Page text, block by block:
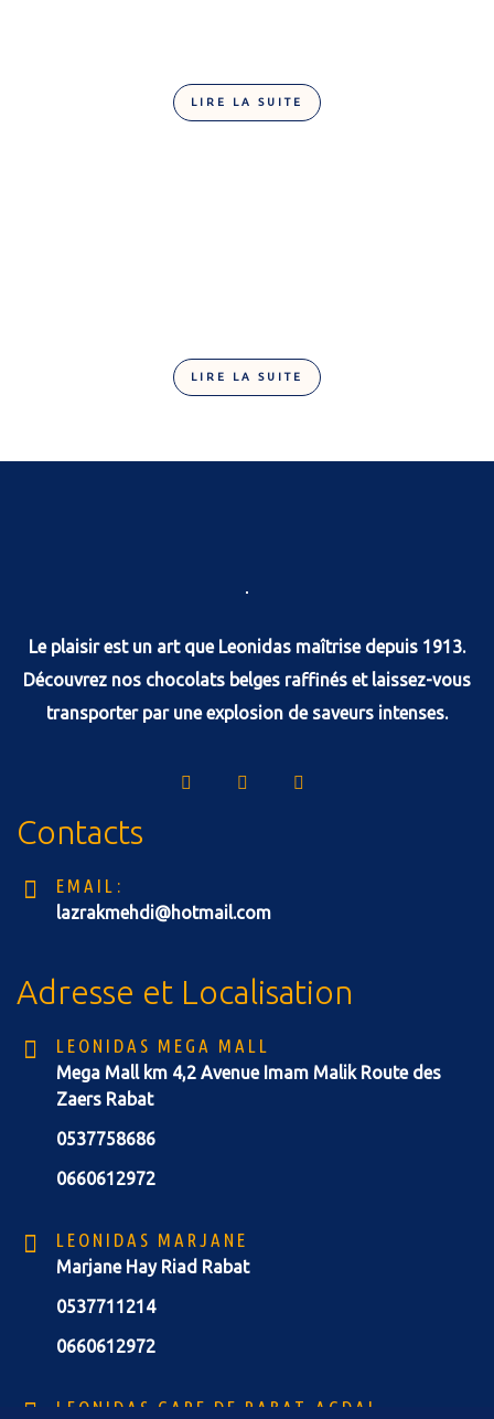
LIRE LA SUITE
LIRE LA SUITE
Le plaisir est un art que Leonidas maîtrise depuis 1913.
Découvrez nos chocolats belges raffinés et laissez-vous
transporter par une explosion de saveurs intenses.
Contacts
EMAIL:
lazrakmehdi@hotmail.com
Adresse et Localisation
LEONIDAS MEGA MALL
Mega Mall km 4,2 Avenue Imam Malik Route des
Zaers Rabat
0537758686
0660612972
LEONIDAS MARJANE
Marjane Hay Riad Rabat
0537711214
0660612972
LEONIDAS GARE DE RABAT-AGDAL